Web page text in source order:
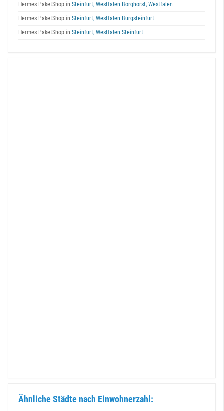
Hermes PaketShop in Steinfurt, Westfalen Borghorst, Westfalen
Hermes PaketShop in Steinfurt, Westfalen Burgsteinfurt
Hermes PaketShop in Steinfurt, Westfalen Steinfurt
Ähnliche Städte nach Einwohnerzahl: